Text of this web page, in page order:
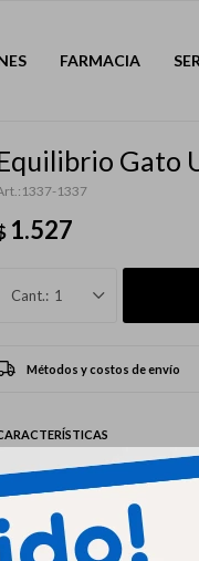
FARMACIA
Gato
1337-1337
1.527
1
Métodos y costos de envío
medicada